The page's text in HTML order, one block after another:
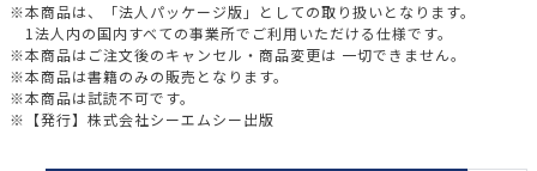
※本商品は、「法人パッケージ版」としての取り扱いとなります。
1法人内の国内すべての事業所でご利用いただける仕様です。
※本商品はご注文後のキャンセル・商品変更は 一切できません。
※本商品は書籍のみの販売となります。
※本商品は試読不可です。
※【発行】株式会社シーエムシー出版